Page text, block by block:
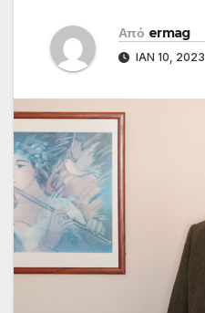
Από ermag
ΙΑΝ 10, 2023